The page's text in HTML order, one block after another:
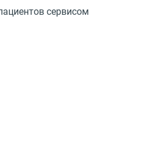
сервисом